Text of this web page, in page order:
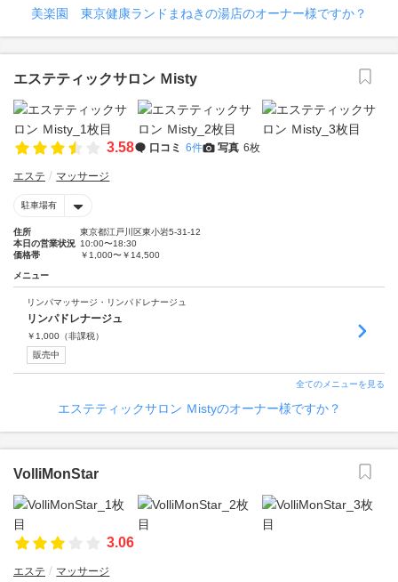
美楽園 東京健康ランドまねきの湯店のオーナー様ですか？
エステティックサロン Ｍisty
3.58 口コミ 6件 写真 6枚
エステ マッサージ
駐車場有
住所
東京都江戸川区東小岩5-31-12
本日の営業状況 10:00〜18:30
価格帯
￥1,000〜￥14,500
メニュー
リンパマッサージ・リンパドレナージュ
リンパドレナージュ
￥ 1,000 （非課税）
販売中
全てのメニューを見る
エステティックサロン Ｍistyのオーナー様ですか？
VolliMonStar
3.06
エステ マッサージ